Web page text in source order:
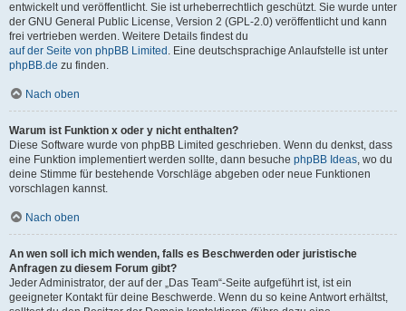
entwickelt und veröffentlicht. Sie ist urheberrechtlich geschützt. Sie wurde unter
der GNU General Public License, Version 2 (GPL-2.0) veröffentlicht und kann
frei vertrieben werden. Weitere Details findest du
auf der Seite von phpBB Limited . Eine deutschsprachige Anlaufstelle ist unter
phpBB.de zu finden.
Nach oben
Warum ist Funktion x oder y nicht enthalten?
Diese Software wurde von phpBB Limited geschrieben. Wenn du denkst, dass
eine Funktion implementiert werden sollte, dann besuche phpBB Ideas, wo du
deine Stimme für bestehende Vorschläge abgeben oder neue Funktionen
vorschlagen kannst.
Nach oben
An wen soll ich mich wenden, falls es Beschwerden oder juristische
Anfragen zu diesem Forum gibt?
Jeder Administrator, der auf der „Das Team“-Seite aufgeführt ist, ist ein
geeigneter Kontakt für deine Beschwerde. Wenn du so keine Antwort erhältst,